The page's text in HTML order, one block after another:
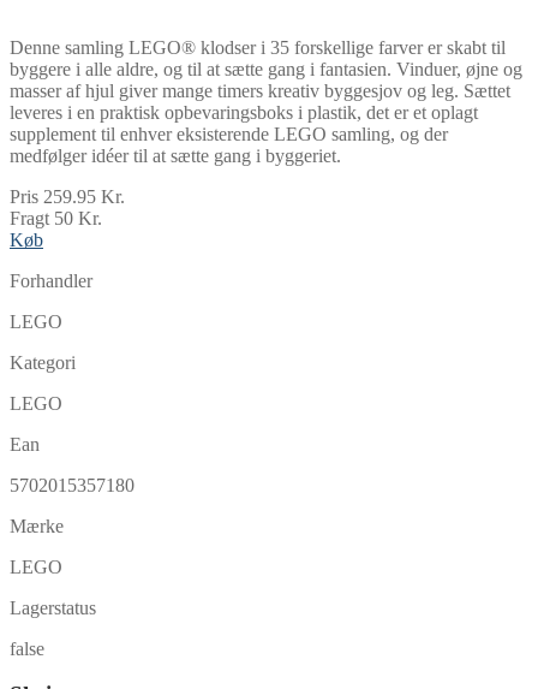
Denne samling LEGO® klodser i 35 forskellige farver er skabt til
byggere i alle aldre, og til at sætte gang i fantasien. Vinduer, øjne og
masser af hjul giver mange timers kreativ byggesjov og leg. Sættet
leveres i en praktisk opbevaringsboks i plastik, det er et oplagt
supplement til enhver eksisterende LEGO samling, og der
medfølger idéer til at sætte gang i byggeriet.
Pris 259.95 Kr.
Fragt 50 Kr.
Køb
Forhandler
LEGO
Kategori
LEGO
Ean
5702015357180
Mærke
LEGO
Lagerstatus
false